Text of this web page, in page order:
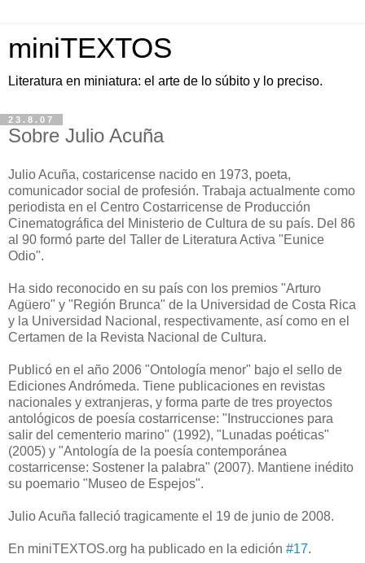
miniTEXTOS
Literatura en miniatura: el arte de lo súbito y lo preciso.
23.8.07
Sobre Julio Acuña
Julio Acuña, costaricense nacido en 1973, poeta,
comunicador social de profesión. Trabaja actualmente como
periodista en el Centro Costarricense de Producción
Cinematográfica del Ministerio de Cultura de su país. Del 86
al 90 formó parte del Taller de Literatura Activa "Eunice
Odio".
Ha sido reconocido en su país con los premios "Arturo
Agüero" y "Región Brunca" de la Universidad de Costa Rica
y la Universidad Nacional, respectivamente, así como en el
Certamen de la Revista Nacional de Cultura.
Publicó en el año 2006 "Ontología menor" bajo el sello de
Ediciones Andrómeda. Tiene publicaciones en revistas
nacionales y extranjeras, y forma parte de tres proyectos
antológicos de poesía costarricense: "Instrucciones para
salir del cementerio marino" (1992), "Lunadas poéticas"
(2005) y "Antología de la poesía contemporánea
costarricense: Sostener la palabra" (2007). Mantiene inédito
su poemario "Museo de Espejos".
Julio Acuña falleció tragicamente el 19 de junio de 2008.
En miniTEXTOS.org ha publicado en la edición #17.